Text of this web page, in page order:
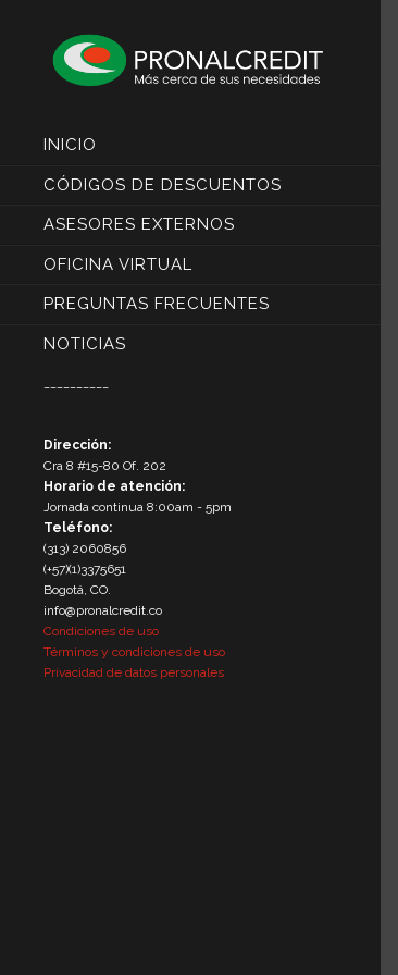
INICIO
CÓDIGOS DE DESCUENTOS
ASESORES EXTERNOS
OFICINA VIRTUAL
PREGUNTAS FRECUENTES
NOTICIAS
Dirección:
Cra 8 #15-80 Of. 202
Horario de atención:
Jornada continua 8:00am - 5pm
Teléfono:
(313) 2060856
(+57)(1)3375651
Bogotá, CO.
info@pronalcredit.co
Condiciones de uso
Términos y condiciones de uso
Privacidad de datos personales